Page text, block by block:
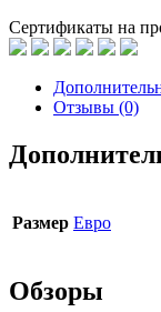
Сертификаты на
Отзывы (0)
Размер Евро
Обзоры